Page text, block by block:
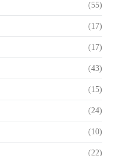
(55)
(17)
(17)
(43)
(15)
(24)
(10)
(22)